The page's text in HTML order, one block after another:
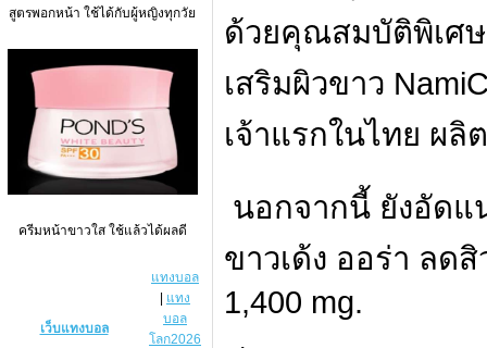
สูตรพอกหน้า ใช้ได้กับผู้หญิงทุกวัย
ครีมหน้าขาวใส ใช้แล้วได้ผลดี
เว็บแทงบอล
แทงบอล
แทง
บอล
โลก2026
ด้วยคุณสมบัติพิเศ
เสริมผิวขาว
เจ้าแรกในไทย ผ
นอกจากนี้ ยังอัดแ
ขาวเด้ง ออร่า ลด
1,400 mg.